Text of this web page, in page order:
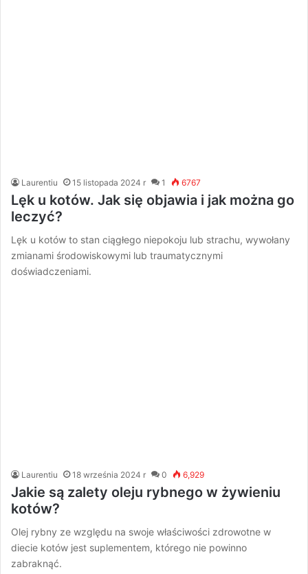
Laurentiu 15 listopada 2024 r 1 6767
Lęk u kotów. Jak się objawia i jak można go
leczyć?
Lęk u kotów to stan ciągłego niepokoju lub strachu, wywołany
zmianami środowiskowymi lub traumatycznymi
doświadczeniami.
Laurentiu 18 września 2024 r 0 6,929
Jakie są zalety oleju rybnego w żywieniu
kotów?
Olej rybny ze względu na swoje właściwości zdrowotne w
diecie kotów jest suplementem, którego nie powinno
zabraknąć.